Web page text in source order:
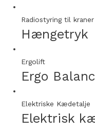
Radiostyring til kraner
Hængetryk
Ergolift
Ergo
Elektriske Kædetalje
Elektrisk